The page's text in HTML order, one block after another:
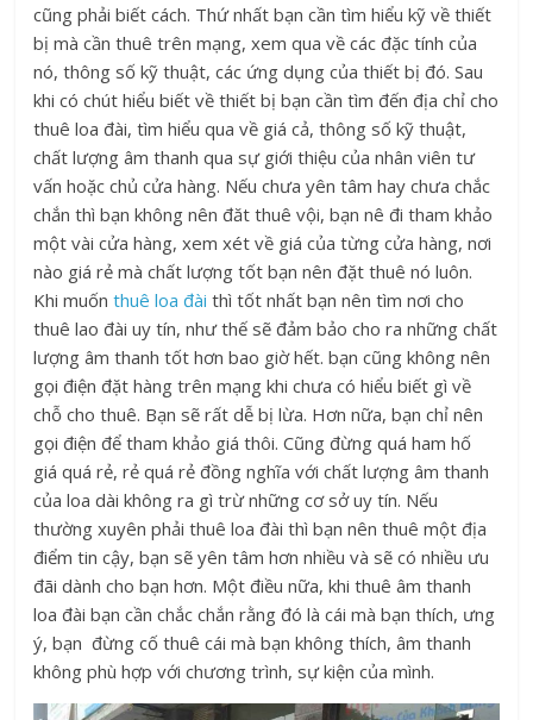
cũng phải biết cách. Thứ nhất bạn cần tìm hiểu kỹ về thiết
bị mà cần thuê trên mạng, xem qua về các đặc tính của
nó, thông số kỹ thuật, các ứng dụng của thiết bị đó. Sau
khi có chút hiểu biết về thiết bị bạn cần tìm đến địa chỉ cho
thuê loa đài, tìm hiểu qua về giá cả, thông số kỹ thuật,
chất lượng âm thanh qua sự giới thiệu của nhân viên tư
vấn hoặc chủ cửa hàng. Nếu chưa yên tâm hay chưa chắc
chắn thì bạn không nên đăt thuê vội, bạn nê đi tham khảo
một vài cửa hàng, xem xét về giá của từng cửa hàng, nơi
nào giá rẻ mà chất lượng tốt bạn nên đặt thuê nó luôn.
Khi muốnthuê loa đài thì tốt nhất bạn nên tìm nơi cho
thuê lao đài uy tín, như thế sẽ đảm bảo cho ra những chất
lượng âm thanh tốt hơn bao giờ hết. bạn cũng không nên
gọi điện đặt hàng trên mạng khi chưa có hiểu biết gì về
chỗ cho thuê. Bạn sẽ rất dễ bị lừa. Hơn nữa, bạn chỉ nên
gọi điện để tham khảo giá thôi. Cũng đừng quá ham hố
giá quá rẻ, rẻ quá rẻ đồng nghĩa với chất lượng âm thanh
của loa dài không ra gì trừ những cơ sở uy tín. Nếu
thường xuyên phải thuê loa đài thì bạn nên thuê một địa
điểm tin cậy, bạn sẽ yên tâm hơn nhiều và sẽ có nhiều ưu
đãi dành cho bạn hơn. Một điều nữa, khi thuê âm thanh
loa đài bạn cần chắc chắn rằng đó là cái mà bạn thích, ưng
ý, bạn đừng cố thuê cái mà bạn không thích, âm thanh
không phù hợp với chương trình, sự kiện của mình.